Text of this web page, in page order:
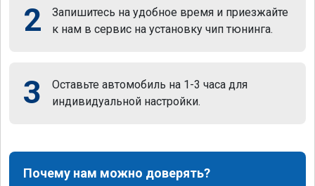
2
Запишитесь на удобное время и приезжайте
к нам в сервис на установку чип тюнинга.
3
Оставьте автомобиль на 1-3 часа для
индивидуальной настройки.
Почему нам можно доверять?